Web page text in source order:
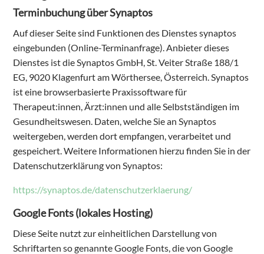
Terminbuchung über Synaptos
Auf dieser Seite sind Funktionen des Dienstes synaptos
eingebunden (Online-Terminanfrage). Anbieter dieses
Dienstes ist die Synaptos GmbH, St. Veiter Straße 188/1
EG, 9020 Klagenfurt am Wörthersee, Österreich. Synaptos
ist eine browserbasierte Praxissoftware für
Therapeut:innen, Ärzt:innen und alle Selbstständigen im
Gesundheitswesen. Daten, welche Sie an Synaptos
weitergeben, werden dort empfangen, verarbeitet und
gespeichert. Weitere Informationen hierzu finden Sie in der
Datenschutzerklärung von Synaptos:
https://synaptos.de/datenschutzerklaerung/
Google Fonts (lokales Hosting)
Diese Seite nutzt zur einheitlichen Darstellung von
Schriftarten so genannte Google Fonts, die von Google